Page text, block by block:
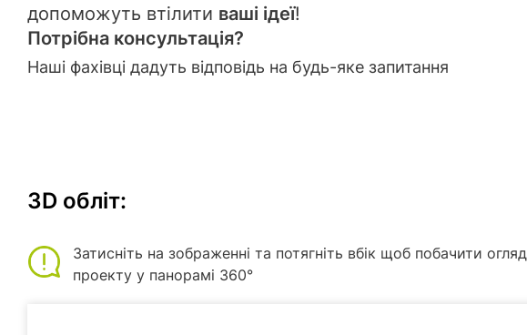
допоможуть втілити ваші ідеї!
Потрібна консультація?
Наші фахівці дадуть відповідь на будь-яке запитання
3D обліт:
Затисніть на зображенні та потягніть вбік щоб побачити огляд
проекту у панорамі 360°